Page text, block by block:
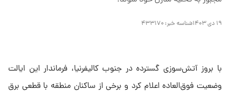
۱۹ دی ۱۴۰۳ شناسه خبر: ۴۳۳۱۷۰
با بروز آتش‌سوزی گسترده در جنوب کالیفرنیا، فرماندار این ایالت
وضعیت فوق‌العاده اعلام کرد و برخی از ساکنان منطقه با قطعی برق